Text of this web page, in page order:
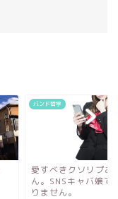
バンド哲学
愛すべきクソリプお
ん。SNSキャバ嬢で
りません。